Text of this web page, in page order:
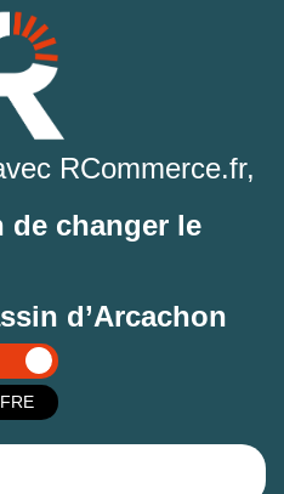
RCommerce.fr,
de changer le
d’Arcachon